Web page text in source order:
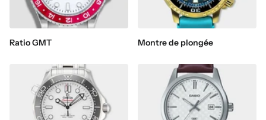
Ratio GMT Montre de plongée